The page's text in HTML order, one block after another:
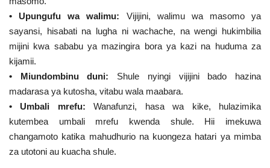
Harakati ya Nasser kwa Vijana
Kanuni na Masharti ya Udhamini wa
Nasser
Udhamini wa Nasser
Nyaraka na Marejeleo
Waanzilishi
• Upungufu wa walimu: Vijijini, walimu wa masomo ya
sayansi, hisabati na lugha ni wachache, na wengi hukimbilia
mijini kwa sababu ya mazingira bora ya kazi na huduma za
kijamii.
• Miundombinu duni: Shule nyingi vijijini bado hazina
madarasa ya kutosha, vitabu wala maabara.
• Umbali mrefu: Wanafunzi, hasa wa kike, hulazimika
kutembea umbali mrefu kwenda shule. Hii imekuwa
changamoto katika mahudhurio na kuongeza hatari ya mimba
za utotoni au kuacha shule.